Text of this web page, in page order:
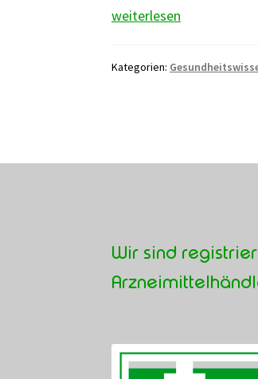
Vertrauenswürdige
hinter
weiterlesen
Kategorien:
Wir sind